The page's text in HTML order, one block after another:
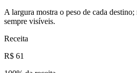
A largura mostra o peso de cada
sempre visíveis.
Receita
R$ 61